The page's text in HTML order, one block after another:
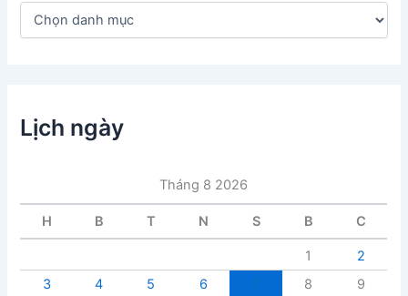
D
c
b
i
Lịch ngày
Tháng 8 2026
H B T N S B C
1
2
3
4 5 6 8
9